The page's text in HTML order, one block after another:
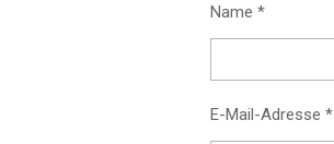
Name *
E-Mail-Adresse *